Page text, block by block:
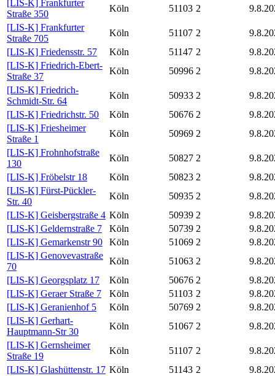
[LIS-K] Frankfurter
Straße 350
Köln 51103 2
[LIS-K] Frankfurter
Straße 705
Köln 51107 2
[LIS-K] Friedensstr. 57
Köln 51147 2
[LIS-K] Friedrich-Ebert-
Straße 37
Köln 50996 2
[LIS-K] Friedrich-
Schmidt-Str. 64
Köln 50933 2
[LIS-K] Friedrichstr. 50
Köln 50676 2
[LIS-K] Friesheimer
Straße 1
Köln 50969 2
[LIS-K] Frohnhofstraße
130
Köln 50827 2
[LIS-K] Fröbelstr 18
Köln 50823 2
[LIS-K] Fürst-Pückler-
Str. 40
Köln 50935 2
[LIS-K] Geisbergstraße 4 Köln 50939 2
[LIS-K] Geldernstraße 7
Köln 50739 2
[LIS-K] Gemarkenstr 90
Köln 51069 2
[LIS-K] Genovevastraße
70
Köln 51063 2
[LIS-K] Georgsplatz 17
Köln 50676 2
[LIS-K] Geraer Straße 7
Köln 51103 2
[LIS-K] Geranienhof 5
Köln 50769 2
[LIS-K] Gerhart-
Hauptmann-Str 30
Köln 51067 2
[LIS-K] Gernsheimer
Straße 19
Köln 51107 2
[LIS-K] Glashüttenstr. 17 Köln 51143 2